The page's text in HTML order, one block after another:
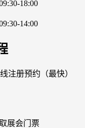
18:00
14:00
注册预约（最快）
展会门票